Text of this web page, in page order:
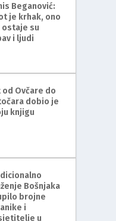
Beganović:
je krhak, ono
ostaje su
i ljudi
od Ovčare do
dobio je
knjigu
Bošnjaka
brojne
i
u